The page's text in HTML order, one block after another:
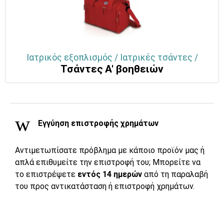
Ιατρικός εξοπλισμός / Ιατρικές τσάντες /
Τσάντες Α' βοηθειών
Εγγύηση επιστροφής χρημάτων
Αντιμετωπίσατε πρόβλημα με κάποιο προϊόν μας ή
απλά επιθυμείτε την επιστροφή του; Μπορείτε να
το επιστρέψετε εντός 14 ημερών από τη παραλαβή
του προς αντικατάσταση ή επιστροφή χρημάτων.